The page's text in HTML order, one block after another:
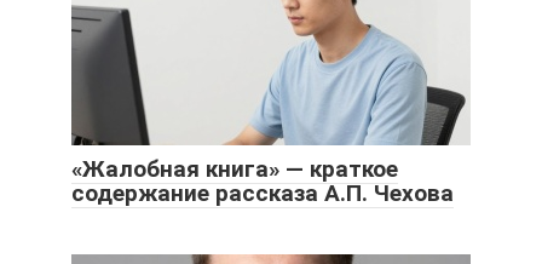
«Жалобная книга» — краткое
содержание рассказа А.П. Чехова